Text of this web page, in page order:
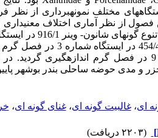
مختلف نمونه­برداری از نظر
فصول از نظر آماری اختلاف معنی­داری
ایستگاه شماره 1، 2 و 9 در فصل گرم
و مدی حوضه ساحلی بندر بوشهر
ای،غالبیت گونه ای،غنای گونه ای،
(۲۲۰۳ دریافت)